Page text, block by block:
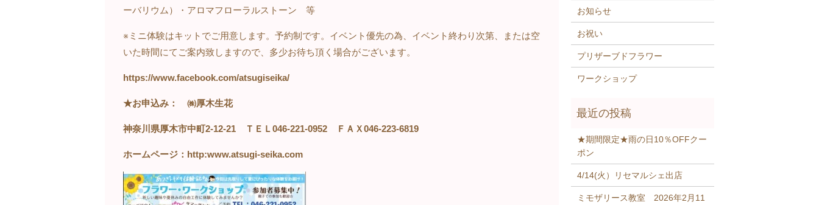
ーバリウム）・アロマフローラルストーン 等
※ミニ体験はキットでご用意します。予約制です。イベント優先の為、イベント終わり次第、または空
いた時間にてご案内致しますので、多少お待ち頂く場合がございます。
https://www.facebook.com/atsugiseika/
★お申込み： ㈱厚木生花
神奈川県厚木市中町2-12-21ＴＥＬ046-221-0952ＦＡＸ046-223-6819
ホームページ： http:www.atsugi-seika.com
お知らせ
お祝い
プリザーブドフラワー
ワークショップ
★期間限定★雨の日10％OFFクー
ポン
4/14(火）リセマルシェ出店
ミモザリース教室 2026年2月11